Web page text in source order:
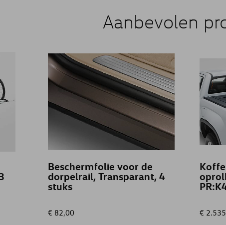
Aanbevolen
Beschermfolie voor de
dorpelrail, Transparant, 4
stuks
€ 82,00 €